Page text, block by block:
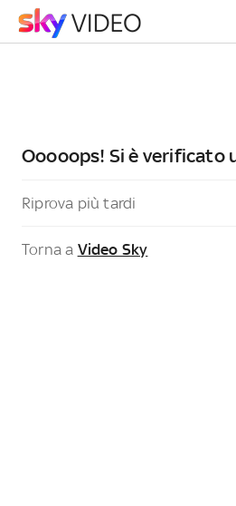
Ooooops! Si è verificato
Riprova più tardi
Torna a Video Sky